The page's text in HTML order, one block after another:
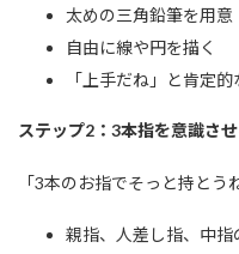
太めの三角鉛筆を用意
自由に線や円を描く
「上手だね」と肯定
ステップ2：3本指を意識させ
「3本のお指でそっと持とう
親指、人差し指、中指